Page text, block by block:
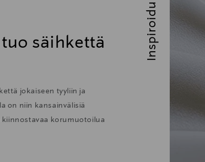
säihkettä
jokaiseen tyyliin ja
on niin kansainvälisiä
korumuotoilua
Inspiroidu